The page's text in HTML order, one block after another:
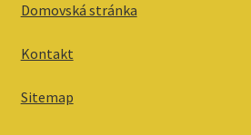
Domovská stránka
Kontakt
Sitemap